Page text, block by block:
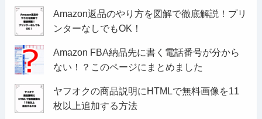
Amazon返品のやり方を図解で徹底解説！プリ
ンターなしでもOK！
Amazon FBA納品先に書く電話番号が分から
ない！？このページにまとめました
ヤフオクの商品説明にHTMLで無料画像を11
枚以上追加する方法